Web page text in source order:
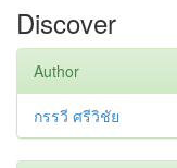
Discover
Author
กรรวี ศรีวิชัย